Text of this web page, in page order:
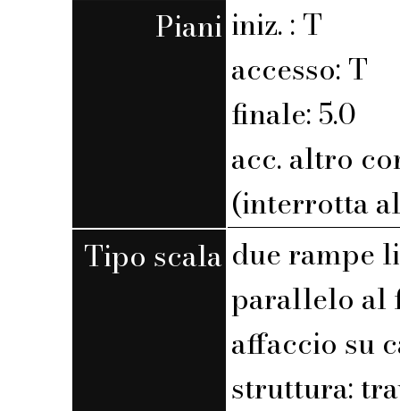
Piani iniz. : T
accesso: T
finale: 5.0
acc. altro
(interrotta
Tipo scala due rampe
parallelo al
affaccio su
struttura: